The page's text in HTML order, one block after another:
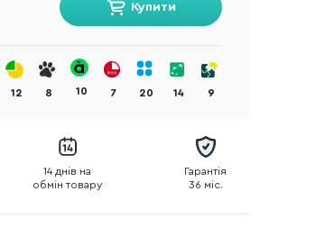
Купити
12 8 10 7 20 14 9
14 днів на
обмін товару
Гарантія
36 міс.